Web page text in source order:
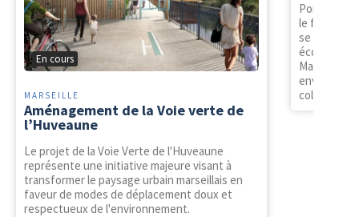
En cours
MARSEILLE
Aménagement de la Voie verte de
l’Huveaune
Le projet de la Voie Verte de l'Huveaune
représente une initiative majeure visant à
transformer le paysage urbain marseillais en
faveur de modes de déplacement doux et
respectueux de l'environnement.
Porté par
le futur
se veut
Marignane.